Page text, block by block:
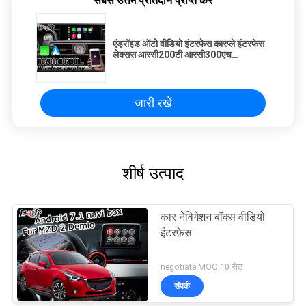
एंड्रॉइड ऑटो वीडियो इंटरफेस कारप्ले इंटरफेस
लेक्सस आरसी200टी आरसी300एच
जारी रखें
शीर्ष उत्पाद
कार नेविगेशन बॉक्स वीडियो
इंटरफ़ेस
negotiate MOQ:10 सेट
संपर्क